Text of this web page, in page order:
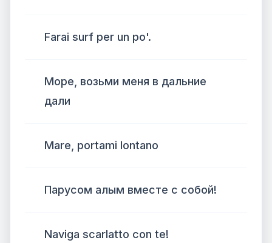
Farai surf per un po'.
Море, возьми меня в дальние
дали
Mare, portami lontano
Парусом алым вместе с собой!
Naviga scarlatto con te!